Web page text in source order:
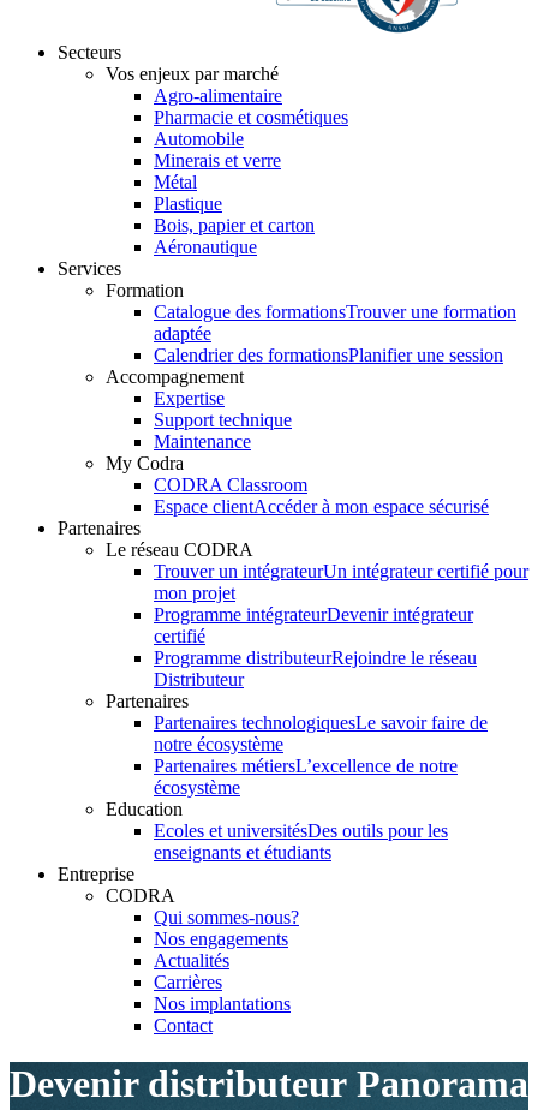
Secteurs
Vos enjeux par marché
Agro-alimentaire
Pharmacie et cosmétiques
Automobile
Minerais et verre
Métal
Plastique
Bois, papier et carton
Aéronautique
Services
Formation
Catalogue des formationsTrouver une formation
adaptée
Calendrier des formationsPlanifier une session
Accompagnement
Expertise
Support technique
Maintenance
My Codra
CODRA Classroom
Espace clientAccéder à mon espace sécurisé
Partenaires
Le réseau CODRA
Trouver un intégrateurUn intégrateur certifié pour
mon projet
Programme intégrateurDevenir intégrateur
certifié
Programme distributeurRejoindre le réseau
Distributeur
Partenaires
Partenaires technologiquesLe savoir faire de
notre écosystème
Partenaires métiersL’excellence de notre
écosystème
Education
Ecoles et universitésDes outils pour les
enseignants et étudiants
Entreprise
CODRA
Qui sommes-nous?
Nos engagements
Actualités
Carrières
Nos implantations
Contact
Devenir distributeur Panorama